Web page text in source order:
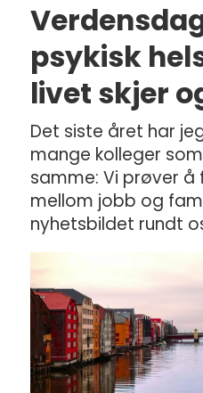
psykisk
livet skjer
Det siste året har
mange kolleger
samme: Vi prøver å
mellom jobb og
nyhetsbildet rundt